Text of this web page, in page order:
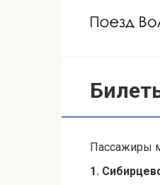
Пассажиры
1.